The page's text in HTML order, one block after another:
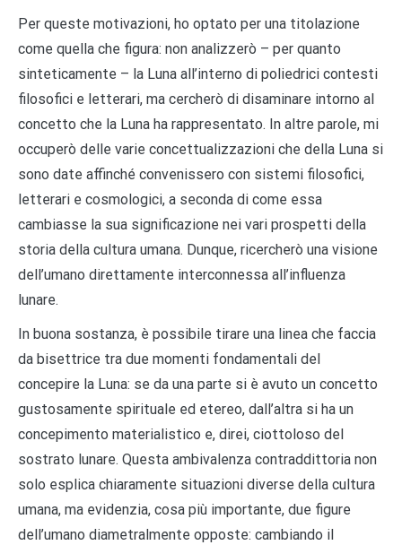
Per queste motivazioni, ho optato per una titolazione
come quella che figura: non analizzerò – per quanto
sinteticamente – la Luna all’interno di poliedrici contesti
filosofici e letterari, ma cercherò di disaminare intorno al
concetto che la Luna ha rappresentato. In altre parole, mi
occuperò delle varie concettualizzazioni che della Luna si
sono date affinché convenissero con sistemi filosofici,
letterari e cosmologici, a seconda di come essa
cambiasse la sua significazione nei vari prospetti della
storia della cultura umana. Dunque, ricercherò una visione
dell’umano direttamente interconnessa all’influenza
lunare.
In buona sostanza, è possibile tirare una linea che faccia
da bisettrice tra due momenti fondamentali del
concepire la Luna: se da una parte si è avuto un concetto
gustosamente spirituale ed etereo, dall’altra si ha un
concepimento materialistico e, direi, ciottoloso del
sostrato lunare. Questa ambivalenza contraddittoria non
solo esplica chiaramente situazioni diverse della cultura
umana, ma evidenzia, cosa più importante, due figure
dell’umano diametralmente opposte: cambiando il